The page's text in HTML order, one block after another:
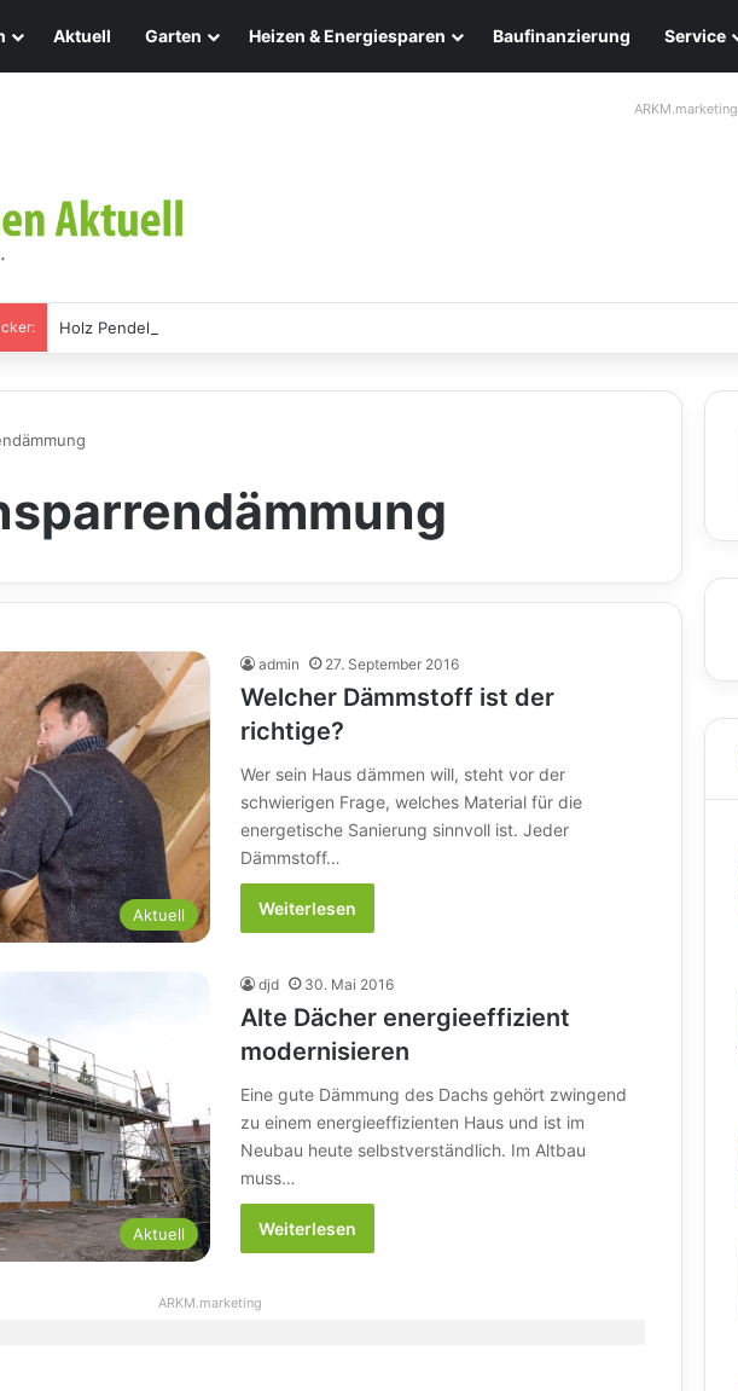
Aktuell Garten Heizen & Energiesparen Baufinanzierung Service
ARKM.marketing
Holz Pendelleuchten: Eleganz und Nachhaltigkeit für Ihr Zuhause
Aktuell
admin 27. September 2016
Welcher Dämmstoff ist der
richtige?
Wer sein Haus dämmen will, steht vor der
schwierigen Frage, welches Material für die
energetische Sanierung sinnvoll ist. Jeder
Dämmstoff…
Weiterlesen
Aktuell
djd 30. Mai 2016
Alte Dächer energieeffizient
modernisieren
Eine gute Dämmung des Dachs gehört zwingend
zu einem energieeffizienten Haus und ist im
Neubau heute selbstverständlich. Im Altbau
muss…
Weiterlesen
ARKM.marketing